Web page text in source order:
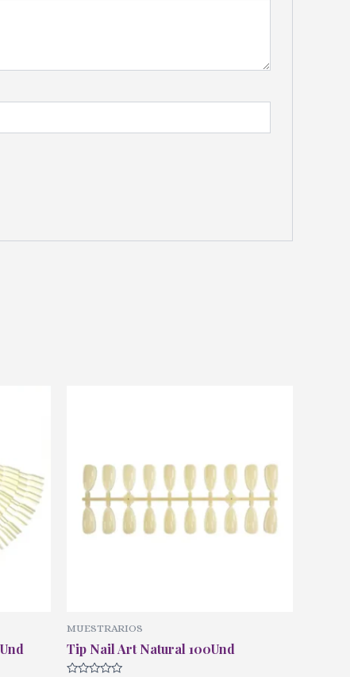
MUESTRARIOS
Tip Nail Art Natural 100Und